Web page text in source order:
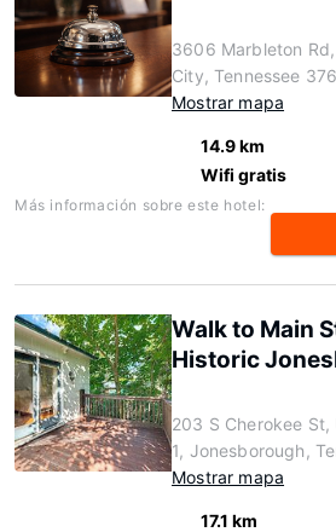
3606 Marbleton
City, Tennessee
Mostrar mapa
14.9 km
Wifi gratis
Más información sobre este hotel:
Walk to Main
Historic
203 S Cherokee St,
1, Jonesborough,
Mostrar mapa
17.1 km